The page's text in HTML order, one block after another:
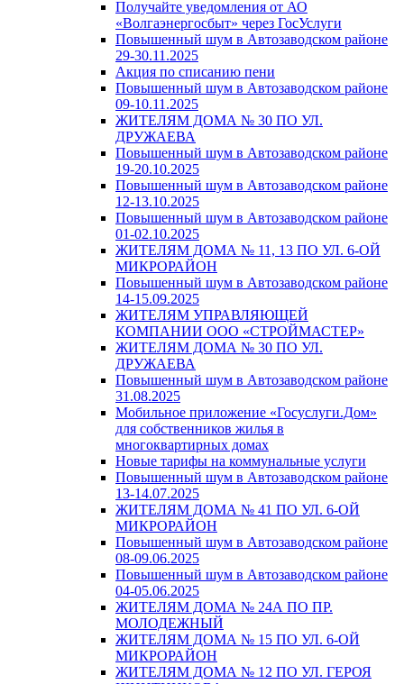
Получайте уведомления от АО
«Волгаэнергосбыт» через ГосУслуги
Повышенный шум в Автозаводском районе
29-30.11.2025
Акция по списанию пени
Повышенный шум в Автозаводском районе
09-10.11.2025
ЖИТЕЛЯМ ДОМА № 30 ПО УЛ.
ДРУЖАЕВА
Повышенный шум в Автозаводском районе
19-20.10.2025
Повышенный шум в Автозаводском районе
12-13.10.2025
Повышенный шум в Автозаводском районе
01-02.10.2025
ЖИТЕЛЯМ ДОМА № 11, 13 ПО УЛ. 6-ОЙ
МИКРОРАЙОН
Повышенный шум в Автозаводском районе
14-15.09.2025
ЖИТЕЛЯМ УПРАВЛЯЮЩЕЙ
КОМПАНИИ ООО «СТРОЙМАСТЕР»
ЖИТЕЛЯМ ДОМА № 30 ПО УЛ.
ДРУЖАЕВА
Повышенный шум в Автозаводском районе
31.08.2025
Мобильное приложение «Госуслуги.Дом»
для собственников жилья в
многоквартирных домах
Новые тарифы на коммунальные услуги
Повышенный шум в Автозаводском районе
13-14.07.2025
ЖИТЕЛЯМ ДОМА № 41 ПО УЛ. 6-ОЙ
МИКРОРАЙОН
Повышенный шум в Автозаводском районе
08-09.06.2025
Повышенный шум в Автозаводском районе
04-05.06.2025
ЖИТЕЛЯМ ДОМА № 24А ПО ПР.
МОЛОДЕЖНЫЙ
ЖИТЕЛЯМ ДОМА № 15 ПО УЛ. 6-ОЙ
МИКРОРАЙОН
ЖИТЕЛЯМ ДОМА № 12 ПО УЛ. ГЕРОЯ